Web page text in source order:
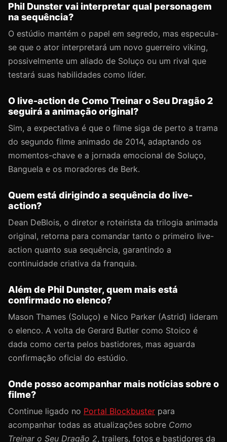
Phil Dunster vai interpretar qual personagem
na sequência?
O estúdio mantém o papel em segredo, mas especula-
se que o ator interpretará um novo guerreiro viking,
possivelmente um aliado de Soluço ou um rival que
testará suas habilidades como líder.
O live-action de Como Treinar o Seu Dragão 2
seguirá a animação original?
Sim, a expectativa é que o filme siga de perto a trama
do segundo filme animado de 2014, adaptando os
momentos-chave e a jornada emocional de Soluço,
Banguela e os moradores de Berk.
Quem está dirigindo a sequência do live-
action?
Dean DeBlois, o diretor e roteirista da trilogia animada
original, retorna para comandar tanto o primeiro live-
action quanto sua sequência, garantindo a
continuidade criativa da franquia.
Além de Phil Dunster, quem mais está
confirmado no elenco?
Mason Thames (Soluço) e Nico Parker (Astrid) lideram
o elenco. A volta de Gerard Butler como Stoico é
dada como certa pelos bastidores, mas aguarda
confirmação oficial do estúdio.
Onde posso acompanhar mais notícias sobre o
filme?
Continue ligado no Portal Blockbuster para
acompanhar todas as atualizações sobre Como
Treinar o Seu Dragão 2, trailers, fotos e bastidores da